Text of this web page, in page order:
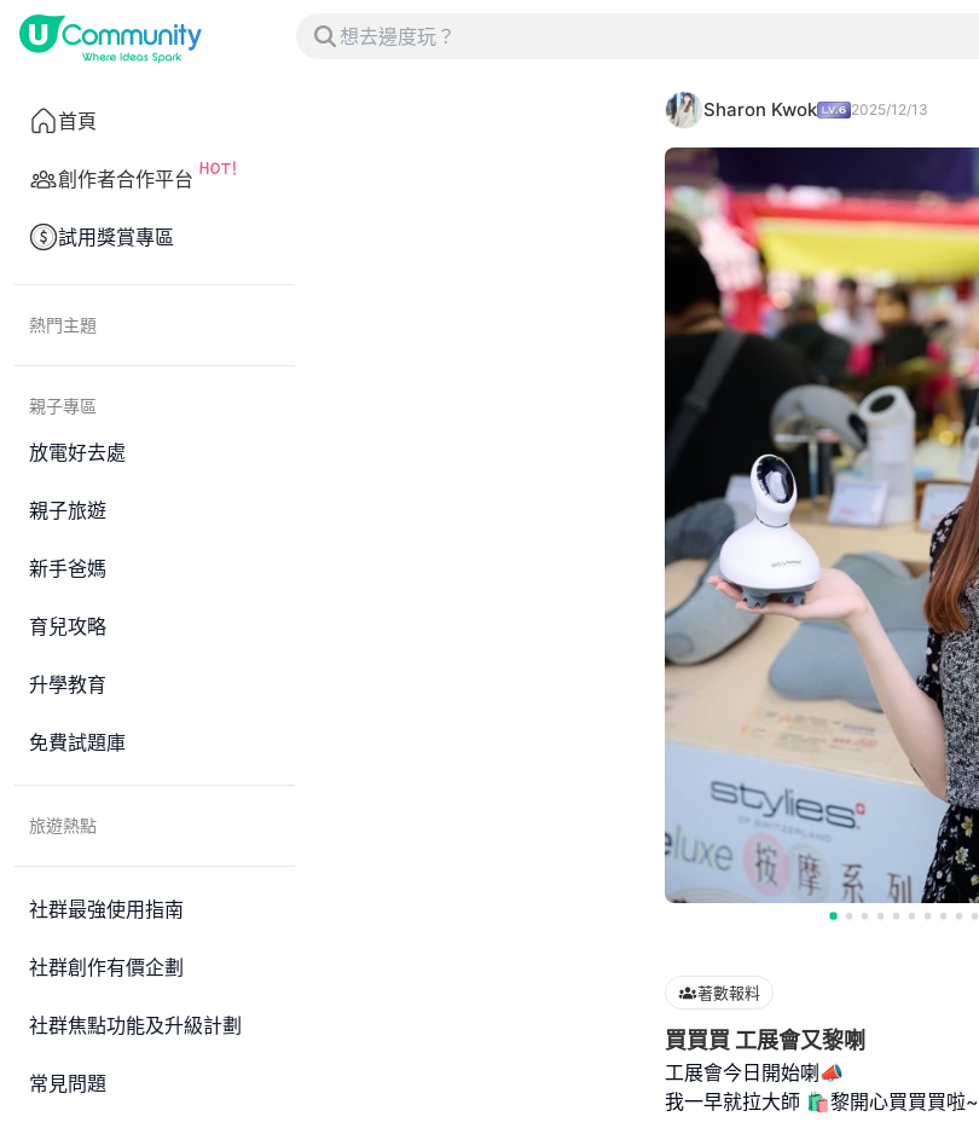
首頁
創作者合作平台
試用獎賞專區
熱門主題
親子專區
放電好去處
親子旅遊
新手爸媽
育兒攻略
升學教育
免費試題庫
旅遊熱點
社群最強使用指南
社群創作有價企劃
社群焦點功能及升級計劃
常見問題
Sharon Kwok 2025/12/13
著數報料
買買買 工展會又黎喇
工展會今日開始喇📣
我一早就拉大師 🛍️黎開心買買買啦~